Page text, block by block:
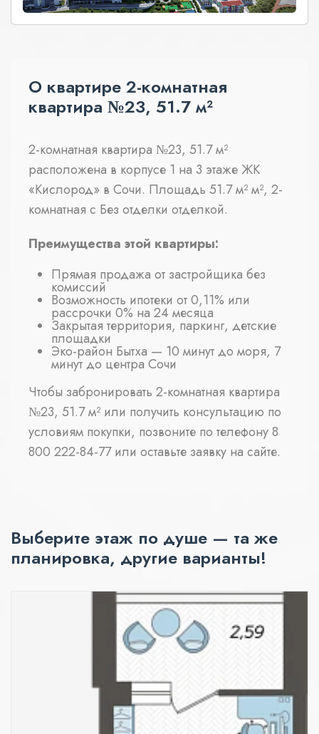
О квартире 2-комнатная
квартира №23, 51.7 м²
2-комнатная квартира №23, 51.7 м²
расположена в корпусе 1 на 3 этаже ЖК
«Кислород» в Сочи. Площадь 51.7 м² м², 2-
комнатная с Без отделки отделкой.
Преимущества этой квартиры:
Прямая продажа от застройщика без
комиссий
Возможность ипотеки от 0,11% или
рассрочки 0% на 24 месяца
Закрытая территория, паркинг, детские
площадки
Эко-район Бытха — 10 минут до моря, 7
минут до центра Сочи
Чтобы забронировать 2-комнатная квартира
№23, 51.7 м² или получить консультацию по
условиям покупки, позвоните по телефону 8
800 222-84-77 или оставьте заявку на сайте.
Выберите этаж по душе — та же
планировка, другие варианты!